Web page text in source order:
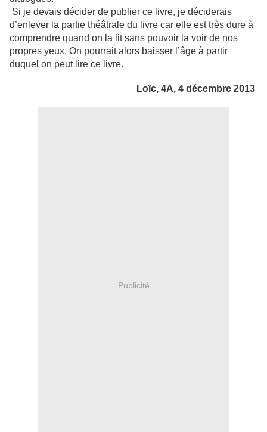
Si je devais décider de publier ce livre, je déciderais
d’enlever la partie théâtrale du livre car elle est très dure à
comprendre quand on la lit sans pouvoir la voir de nos
propres yeux. On pourrait alors baisser l’âge à partir
duquel on peut lire ce livre.
Loïc, 4A, 4 décembre 2013
Publicité